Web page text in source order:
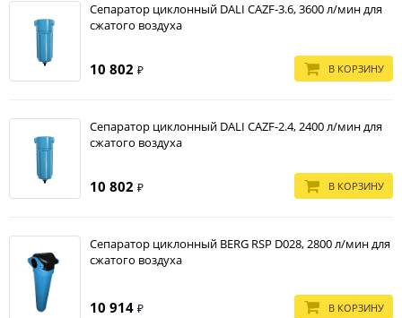
Сепаратор циклонный DALI CAZF-3.6, 3600 л/мин для
сжатого воздуха
10 802 ₽ В КОРЗИНУ
Сепаратор циклонный DALI CAZF-2.4, 2400 л/мин для
сжатого воздуха
10 802 ₽ В КОРЗИНУ
Сепаратор циклонный BERG RSP D028, 2800 л/мин для
сжатого воздуха
10 914 ₽ В КОРЗИНУ